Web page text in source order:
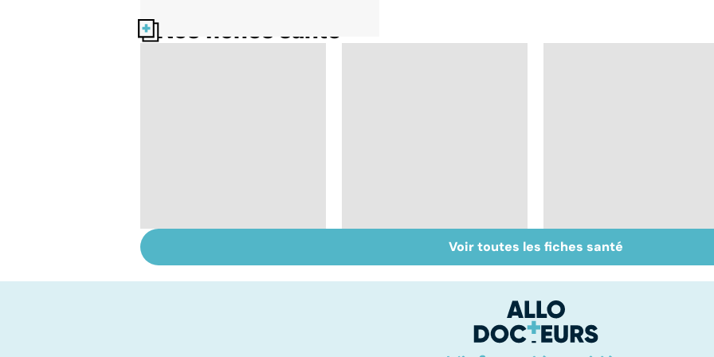
Nos fiches santé
anxiété envahissante
Un rhume, ça se
soigne ?
Votre santé en
vacances
Voir toutes les fiches santé